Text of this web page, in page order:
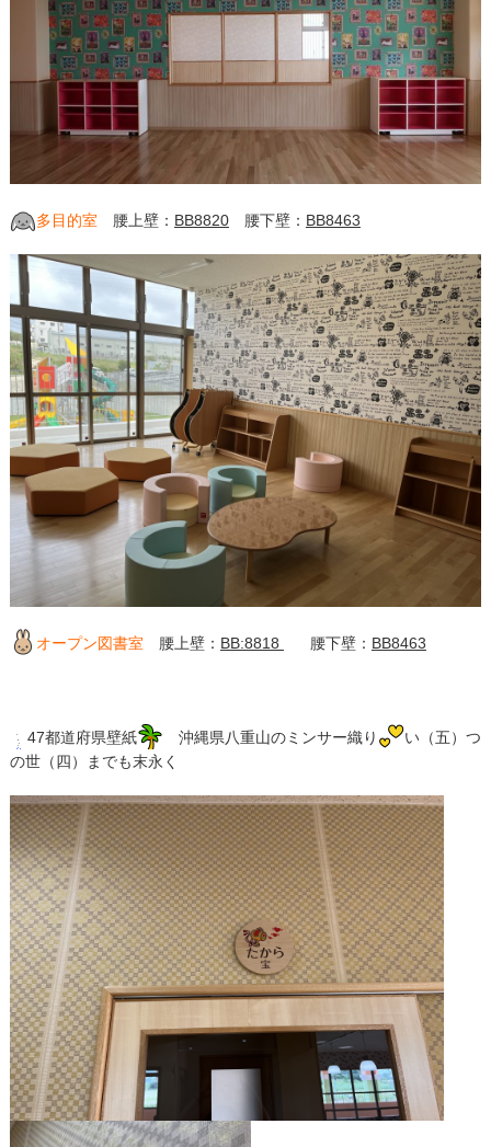
多目的室 腰上壁： BB8820腰下壁： BB8463
オープン図書室 腰上壁： BB:8818 腰下壁： BB8463
47都道府県壁紙 沖縄県八重山のミンサー織り
い（五）つ
の世（四）までも末永く